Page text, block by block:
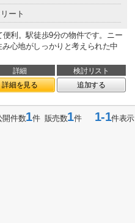
ート
利。駅徒歩9分の物件です。ニー
心地がしっかりと考えられた中
詳細
検討リスト
詳細を見る 追加する
開件数1件 販売数1件1-1件表示